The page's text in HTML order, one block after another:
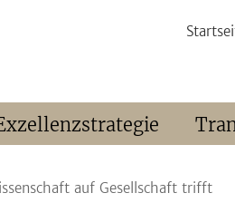
auf Gesellschaft trifft